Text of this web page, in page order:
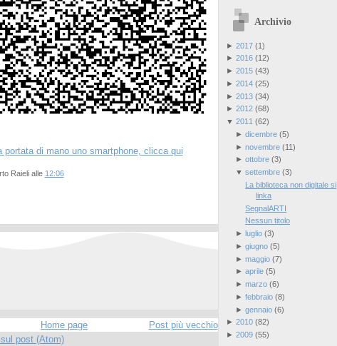
portata di mano uno smartphone, clicca qui
Raieli alle 12:06
Post più vecchio
Home page
post (Atom)
Archivio
► 2017(1)
► 2016(12)
► 2015(43)
► 2014(25)
► 2013(34)
► 2012(68)
▼ 2011 (62)
► dicembre(5)
► novembre(11)
► ottobre(3)
▼ settembre(3)
La biblioteca non digitale si
linka
SegnalARTI
Nessun titolo
► luglio(3)
► giugno(5)
► maggio(7)
► aprile(5)
► marzo(6)
► febbraio(8)
► gennaio(6)
► 2010(82)
► 2009(55)